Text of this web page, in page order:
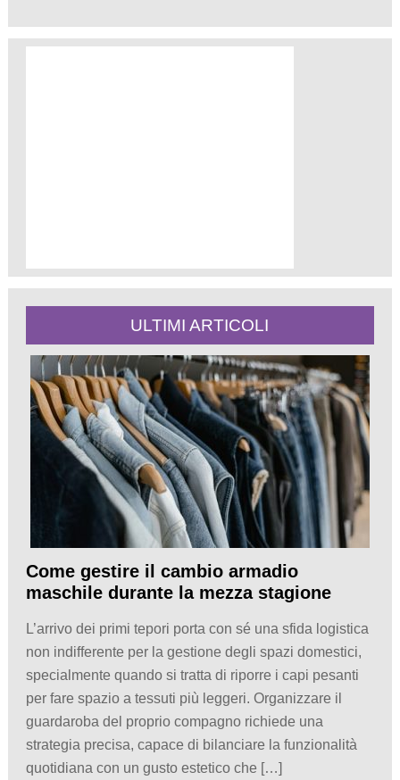
ULTIMI ARTICOLI
Come gestire il cambio armadio
maschile durante la mezza stagione
L’arrivo dei primi tepori porta con sé una sfida logistica
non indifferente per la gestione degli spazi domestici,
specialmente quando si tratta di riporre i capi pesanti
per fare spazio a tessuti più leggeri. Organizzare il
guardaroba del proprio compagno richiede una
strategia precisa, capace di bilanciare la funzionalità
quotidiana con un gusto estetico che […]